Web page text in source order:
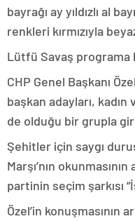
bayrağı ay yıldızlı al
renkleri kırmızıyla
Lütfü Savaş programa
CHP Genel Başkanı
başkan adayları,
de olduğu bir grupla
Şehitler için saygı
Marşı’nın
partinin seçim şarkısı
Özel’in konuşmasının